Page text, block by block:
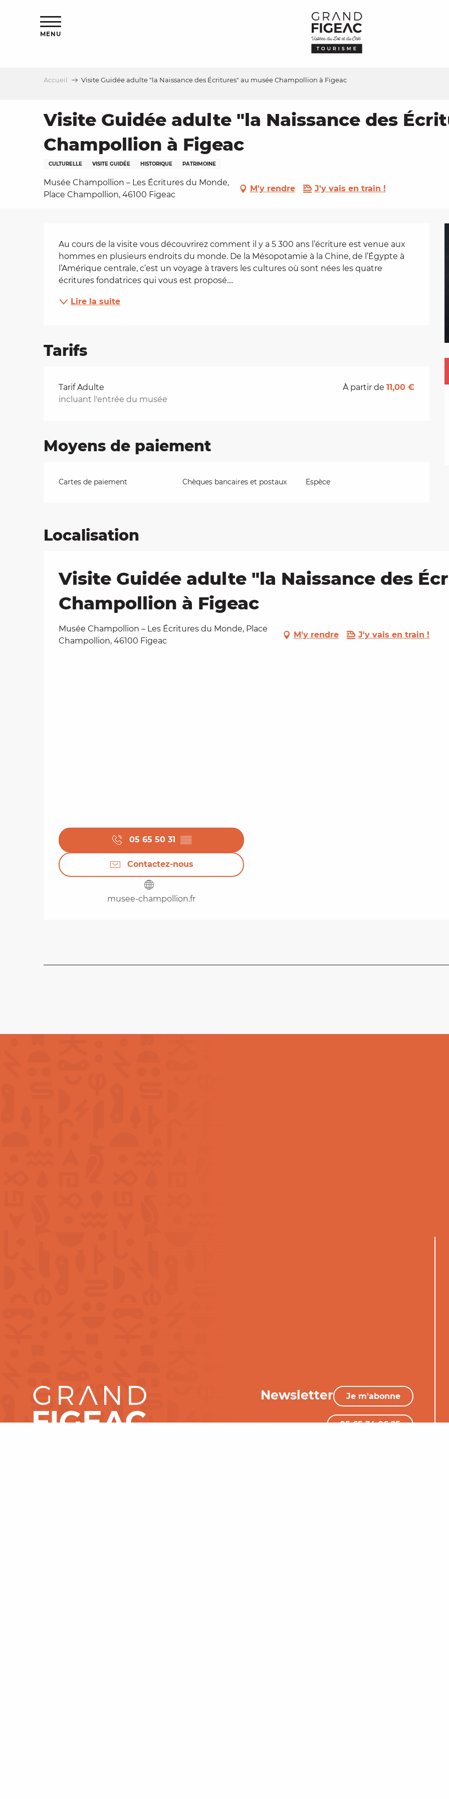
MENU
Accueil Visite Guidée adulte "la Naissance des Écritures" au musée Champollion à Figeac
Visite Guidée adulte "la Naissance des
Champollion à Figeac
CULTURELLE VISITE GUIDÉE HISTORIQUE PATRIMOINE
Musée Champollion – Les Écritures du Monde,
Place Champollion, 46100 Figeac
M'y rendre J'y vais en train !
Description
Au cours de la visite vous découvrirez comment il y a 5 300 ans l’écriture est venue aux
hommes en plusieurs endroits du monde. De la Mésopotamie à la Chine, de l’Égypte à
l’Amérique centrale, c’est un voyage à travers les cultures où sont nées les quatre
écritures fondatrices qui vous est proposé....
Lire la suite
Tarifs
Tarifs 2026
Tarif Adulte
incluant l'entrée du musée
À partir de11,00 €
Moyens de paiement
Cartes de paiement Chèques bancaires et postaux Espèce
Localisation
Visite Guidée adulte "la Naissance des
Champollion à Figeac
Musée Champollion – Les Écritures du Monde, Place
Champollion, 46100 Figeac
M'y rendre J'y vais en train !
05 65 50 31 ▒▒
Contactez-nous
musee-champollion.fr
Newsletter Je m'abonne
05 65 34 06 25